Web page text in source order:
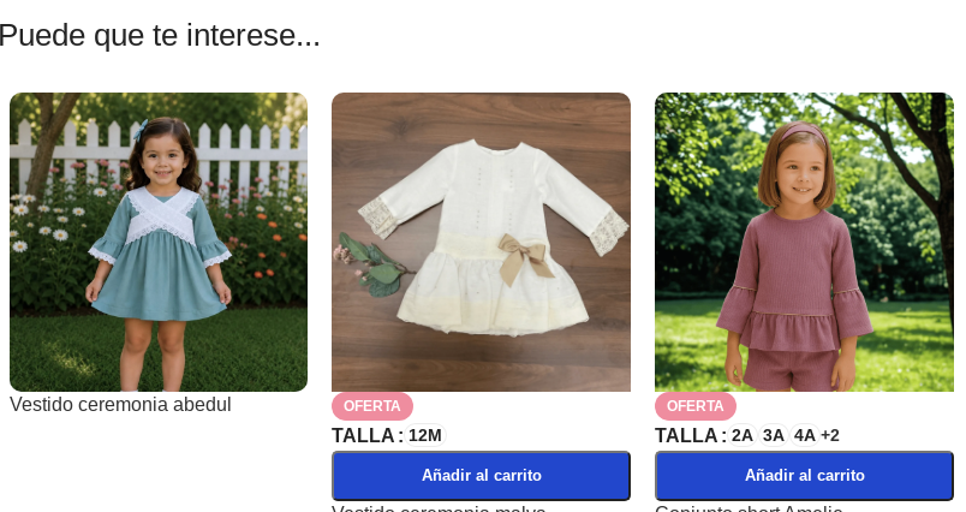
Puede que te interese...
Vestido ceremonia abedul OFERTA
TALLA 12M
Añadir al carrito
OFERTA
TALLA 2A 3A 4A +2
Añadir al carrito